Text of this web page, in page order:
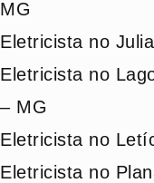
MG
Eletricista no
Eletricista no
– MG
Eletricista no
Eletricista no